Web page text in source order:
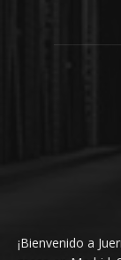
¡Bienvenido a